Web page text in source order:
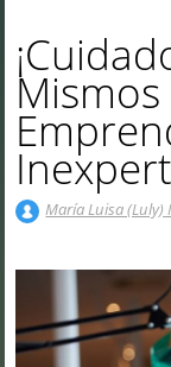
María Luisa (Luly)